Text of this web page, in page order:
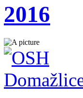
2016